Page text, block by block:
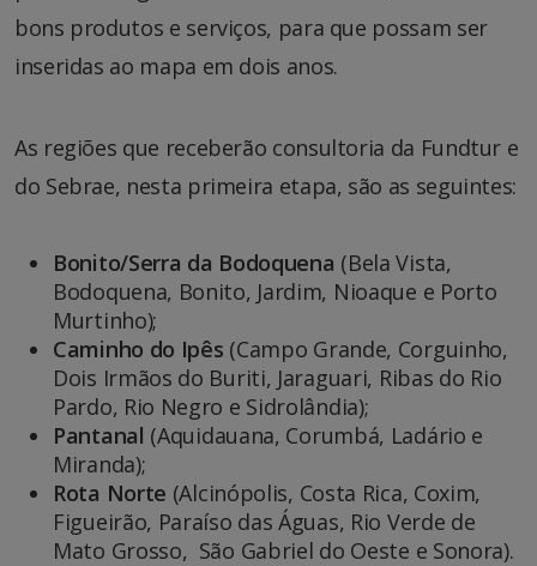
bons produtos e serviços, para que possam ser
inseridas ao mapa em dois anos.
As regiões que receberão consultoria da Fundtur e
do Sebrae, nesta primeira etapa, são as seguintes:
Bonito/Serra da Bodoquena (Bela Vista,
Bodoquena, Bonito, Jardim, Nioaque e Porto
Murtinho);
Caminho do Ipês (Campo Grande, Corguinho,
Dois Irmãos do Buriti, Jaraguari, Ribas do Rio
Pardo, Rio Negro e Sidrolândia);
Pantanal (Aquidauana, Corumbá, Ladário e
Miranda);
Rota Norte (Alcinópolis, Costa Rica, Coxim,
Figueirão, Paraíso das Águas, Rio Verde de
Mato Grosso, São Gabriel do Oeste e Sonora).